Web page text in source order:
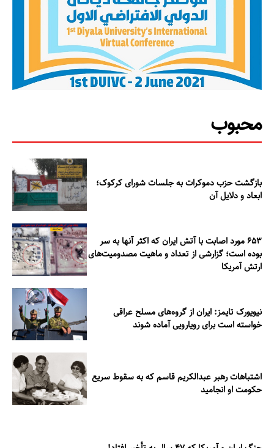
مطالعات عراق
تماس با ما
محبوب
بازگشت حزب دموکرات به جلسات شورای کرکوک؛
ابعاد و دلایل آن
۶۵۳ مورد اصابت با آتش ایران که اکثر آنها به سر
بوده است؛ گزارشی از تعداد و ماهیت مصدومیت‌های
ارتش آمریکا
نیویورک تایمز: ایران از گروه‌های مسلح عراقی
خواسته است برای رویارویی آماده شوند
اشتباهات رهبر عبدالکریم قاسم که به سقوط سریع
حکومت او انجامید